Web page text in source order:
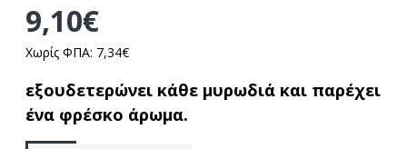
9,10€
Χωρίς ΦΠΑ: 7,34€
εξουδετερώνει κάθε μυρωδιά και παρέχει
ένα φρέσκο ​​άρωμα.